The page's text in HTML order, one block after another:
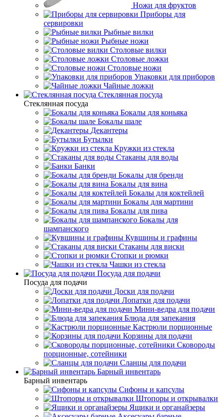
Ножи для фруктов
Приборы для
сервировки
Рыбные вилки
Рыбные ножи
Столовые вилки
Столовые ложки
Столовые ножи
Упаковки для приборов
Чайные ложки
Стеклянная посуда
Стеклянная посуда
Бокалы для коньяка
Бокалы шале
Декантеры
Бутылки
Кружки из стекла
Стаканы для воды
Банки
Бокалы для бренди
Бокалы для вина
Бокалы для коктейлей
Бокалы для мартини
Бокалы для пива
Бокалы для
шампанского
Кувшины и графины
Стаканы для виски
Стопки и рюмки
Чашки из стекла
Посуда для подачи
Посуда для подачи
Доски для подачи
Лопатки для подачи
Мини-ведра для подачи
Блюда для запекания
Кастрюли порционные
Корзины для подачи
Сковороды
порционные, сотейники
Сланцы для подачи
Барный инвентарь
Барный инвентарь
Сифоны и капсулы
Штопоры и открывалки
Ящики и органайзеры